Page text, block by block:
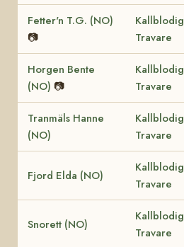
Fetter'n T.G. (NO)
📷
Kallblodig
Travare
Horgen Bente
(NO) 📷
Kallblodig
Travare
Tranmäls Hanne
(NO)
Kallblodig
Travare
Fjord Elda (NO)
Kallblodig
Travare
Snorett (NO)
Kallblodig
Travare